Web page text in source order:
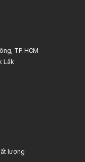
TP. HCM
Lắk
lượng